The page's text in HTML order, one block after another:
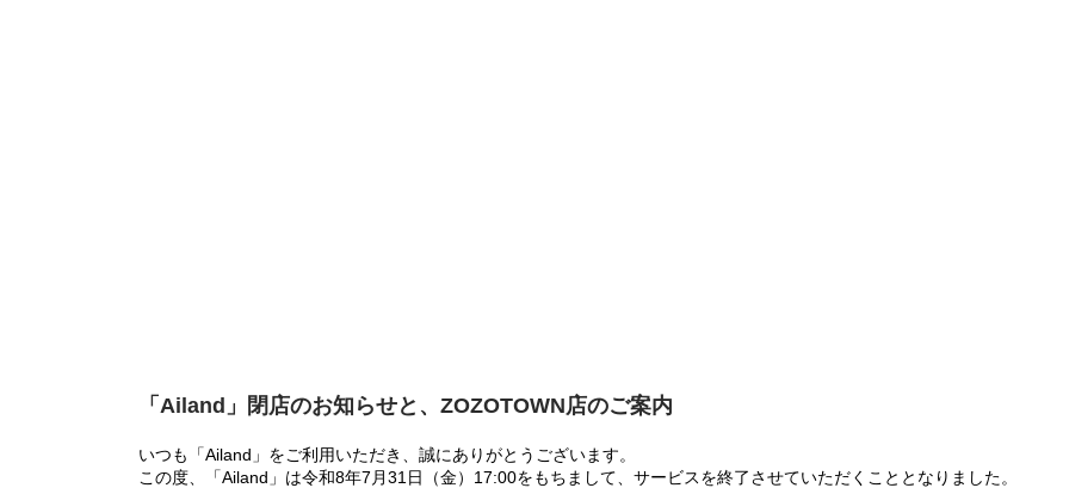
「Ailand」閉店のお知らせと、ZOZOTOWN店のご案内
いつも「Ailand」をご利用いただき、誠にありがとうございます。
この度、「Ailand」は令和8年7月31日（金）17:00をもちまして、サービスを終了させていただくこととなりました。